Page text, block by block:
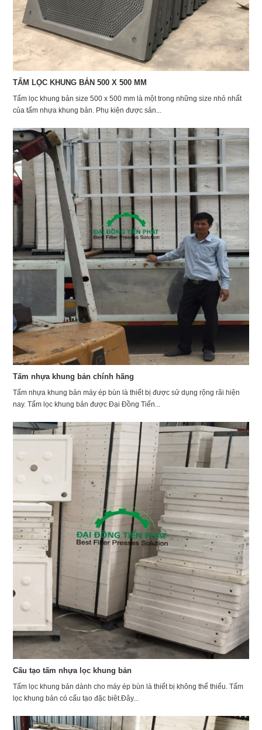
TẤM LỌC KHUNG BẢN 500 X 500 MM
Tấm lọc khung bản size 500 x 500 mm là một trong những size nhỏ nhất
của tấm nhựa khung bản. Phụ kiện được sản...
Tấm nhựa khung bản chính hãng
Tấm nhựa khung bản máy ép bùn là thiết bị được sử dụng rộng rãi hiện
nay. Tấm lọc khung bản được Đại Đồng Tiến...
Cấu tạo tấm nhựa lọc khung bản
Tấm lọc khung bản dành cho máy ép bùn là thiết bị không thể thiếu. Tấm
lọc khung bản có cấu tạo đặc biêt.Đây...